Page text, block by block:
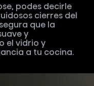
podes decirle
cierres del
que la
y
el vidrio y
a tu cocina.